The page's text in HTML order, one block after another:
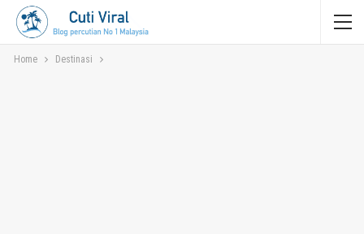
Home Destinasi